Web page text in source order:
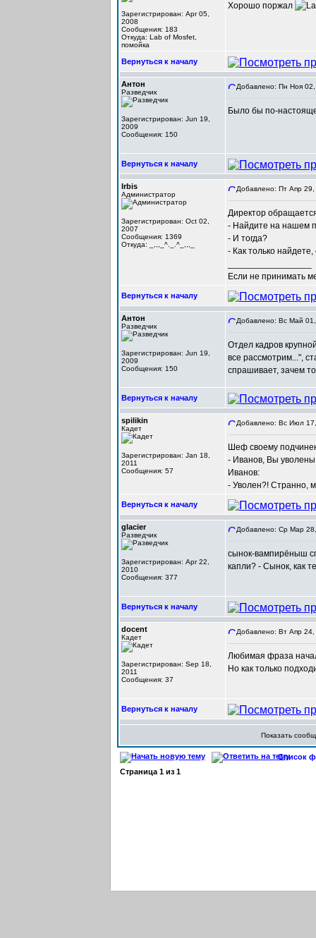
Зарегистрирован: Apr 05,
2008
Сообщения: 183
Откуда: Lab of Mosfet,
помойка
Хорошо поржал
Вернуться к началу
Антон
Разведчик
Зарегистрирован: Jun 19,
2009
Сообщения: 150
Добавлено: Пн Ноя
Было бы по-
Вернуться к началу
Irbis
Администратор
Зарегистрирован: Oct 02,
2007
Сообщения: 1369
Откуда: _,,,_^._.^_,,,_
Добавлено: Пт Апр
Директор
- Найдите на нашем
- И тогда?
- Как только найдете,
Если не принимать
Вернуться к началу
Антон
Разведчик
Зарегистрирован: Jun 19,
2009
Сообщения: 150
Добавлено: Вс Май
Отдел кадров
все рассмотрим...",
спрашивает, зачем
Вернуться к началу
spilikin
Кадет
Зарегистрирован: Jan 18,
2011
Сообщения: 57
Добавлено: Вс Июл
Шеф своему
- Иванов, Вы
Иванов:
- Уволен?! Странно,
Вернуться к началу
glacier
Разведчик
Зарегистрирован: Apr 22,
2010
Сообщения: 377
Добавлено: Ср Мар
сынок-вампирёныш
капли? - Сынок, как
Вернуться к началу
docent
Кадет
Зарегистрирован: Sep 18,
2011
Сообщения: 37
Добавлено: Вт Апр
Любимая фраза
Но как только
Вернуться к началу
Показать
Список
Страница 1 из 1